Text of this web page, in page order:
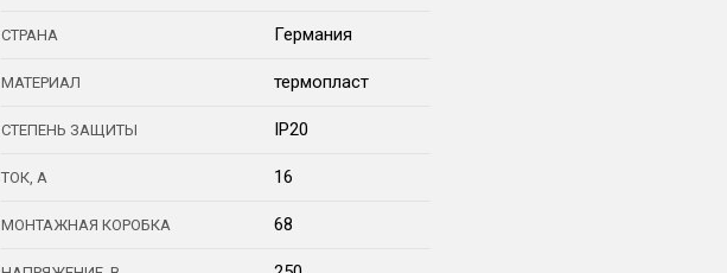
СТРАНА Германия
МАТЕРИАЛ термопласт
СТЕПЕНЬ ЗАЩИТЫ IP20
ТОК, А 16
МОНТАЖНАЯ КОРОБКА 68